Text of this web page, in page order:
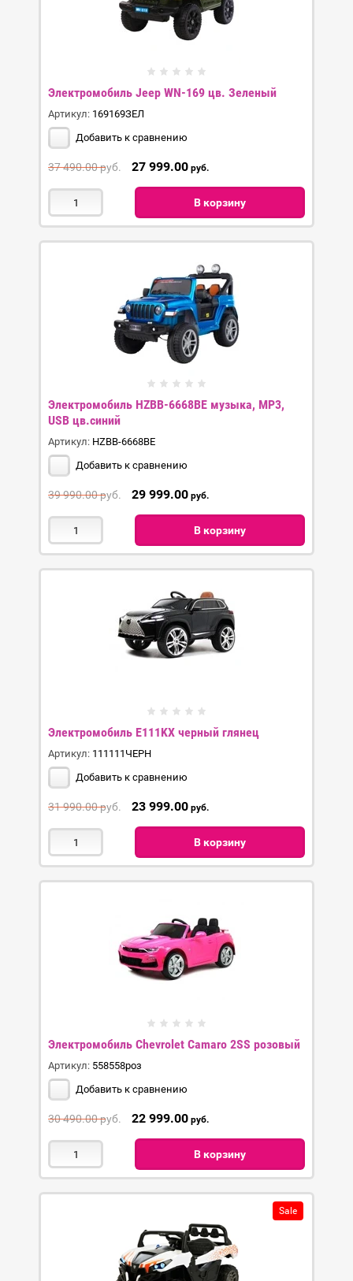
Электромобиль Jeep WN-169 цв. Зеленый
Артикул: 169169ЗЕЛ
Добавить к сравнению
37 490.00руб. 27 999.00 руб.
В корзину
Электромобиль HZBB-6668BE музыка, MP3,
USB цв.синий
Артикул: HZBB-6668BE
Добавить к сравнению
39 990.00руб. 29 999.00 руб.
В корзину
Электромобиль E111KX черный глянец
Артикул: 111111ЧЕРН
Добавить к сравнению
31 990.00руб. 23 999.00 руб.
В корзину
Электромобиль Chevrolet Camaro 2SS розовый
Артикул: 558558роз
Добавить к сравнению
30 490.00руб. 22 999.00 руб.
В корзину
Sale